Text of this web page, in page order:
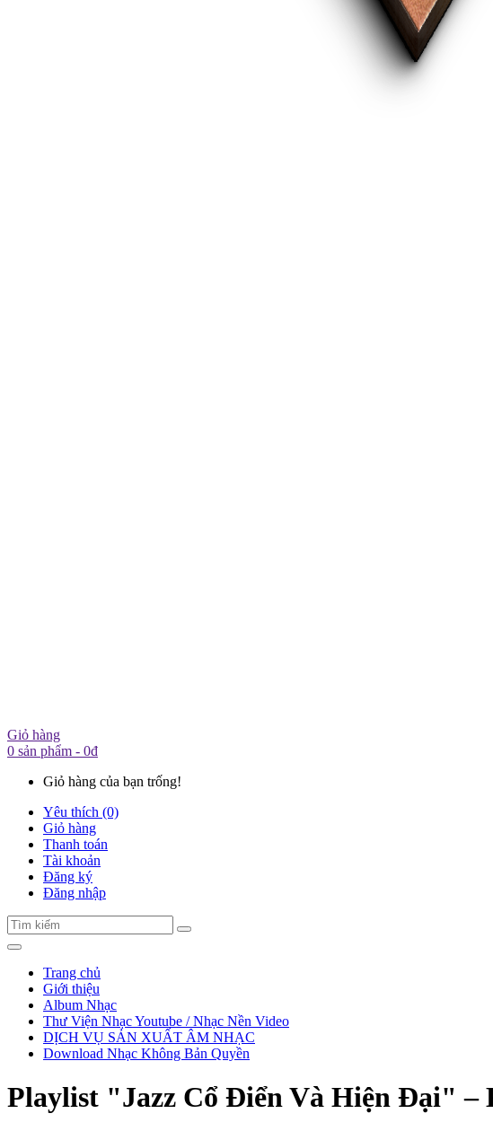
Giỏ hàng
0 sản phẩm - 0đ
Giỏ hàng của bạn trống!
Yêu thích (0)
Giỏ hàng
Thanh toán
Tài khoản
Đăng ký
Đăng nhập
Trang chủ
Giới thiệu
Album Nhạc
Thư Viện Nhạc Youtube / Nhạc Nền Video
DỊCH VỤ SẢN XUẤT ÂM NHẠC
Download Nhạc Không Bản Quyền
Playlist "Jazz Cổ Điển Và Hiện Đại" –